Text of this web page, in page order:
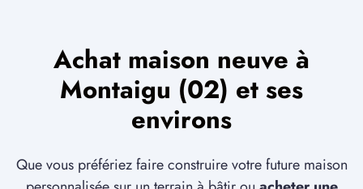
Achat maison neuve à
Montaigu (02) et ses
environs
Que vous préfériez faire construire votre future maison